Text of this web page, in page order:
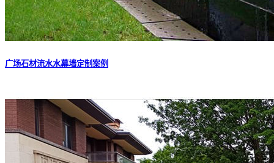
广场石材流水水幕墙定制案例